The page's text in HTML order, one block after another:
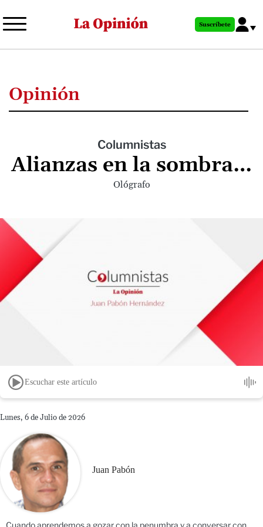
al
principal
Suscríbete
Opinión
Columnistas
Alianzas en la sombra…
Ológrafo
Escuchar este artículo
Lunes, 6 de Julio de 2026
Juan Pabón
Cuando aprendemos a gozar con la penumbra y a conversar con